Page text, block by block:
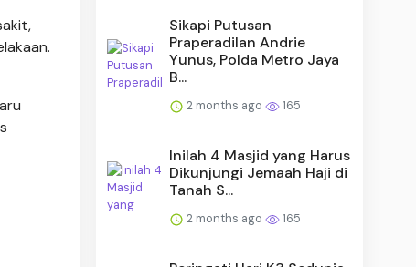
Sikapi Putusan
Praperadilan Andrie
Yunus, Polda Metro Jaya
B...
2 months ago 165
Inilah 4 Masjid yang Harus
Dikunjungi Jemaah Haji di
Tanah S...
2 months ago 165